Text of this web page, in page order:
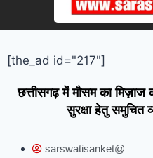
[the_ad id="217"]
छत्तीसगढ़ में मौसम का मिज़ाज
सुरक्षा हेतु समुचित
sarswatisanket@